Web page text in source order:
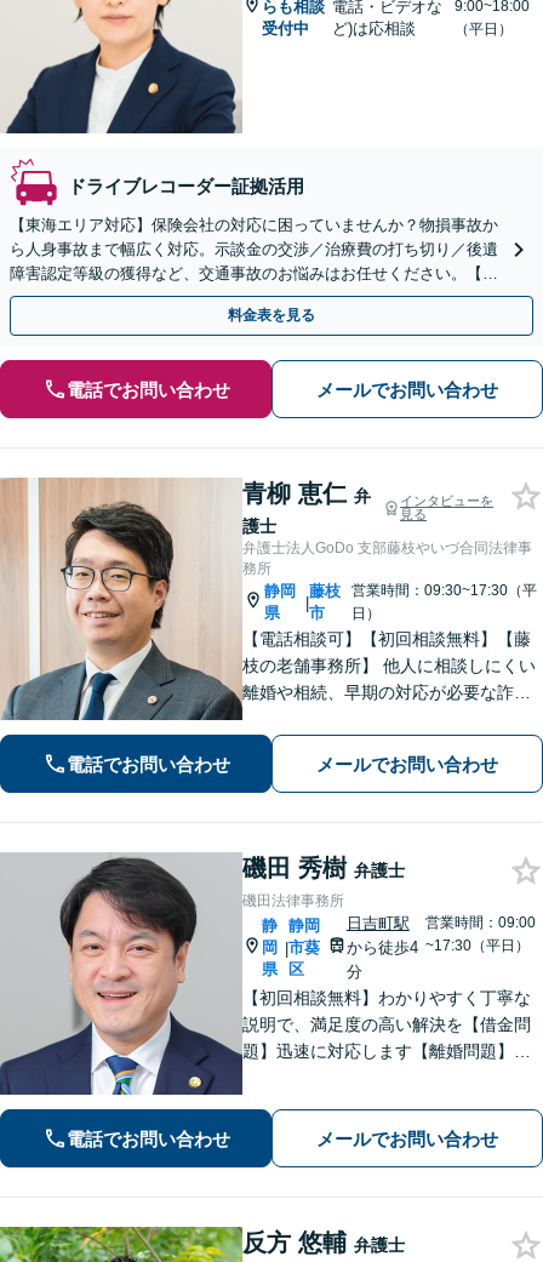
らも相談
受付中
電話・ビデオな
ど)は応相談
9:00~18:00
（平日）
ドライブレコーダー証拠活用
【東海エリア対応】保険会社の対応に困っていませんか？物損事故か
ら人身事故まで幅広く対応。示談金の交渉／治療費の打ち切り／後遺
障害認定等級の獲得など、交通事故のお悩みはお任せください。【初
回相談無料】【夜間・休日の相談可能】【駐車場あり】
料金表を見る
電話でお問い合わせ メールでお問い合わせ
青柳 恵仁 弁
護士
インタビューを
見る
弁護士法人GoDo 支部藤枝やいづ合同法律事
務所
静岡
県
|
藤枝
市
営業時間：09:30~17:30（平
日）
【電話相談可】【初回相談無料】【藤
枝の老舗事務所】 他人に相談しにくい
離婚や相続、早期の対応が必要な詐欺
す！「こんなことで相談していいの
か」と悩まずに、まずはご相談くださ
い【弁護士3人在籍】
電話でお問い合わせ メールでお問い合わせ
磯田 秀樹 弁護士
磯田法律事務所
静
岡
県
|
静岡
市葵
区
日吉町駅
から徒歩4
分
営業時間：09:00
~17:30（平日）
【初回相談無料】わかりやすく丁寧な
説明で、満足度の高い解決を【借金問
題】迅速に対応します【離婚問題】ご
題】交渉・調停・審判など全フェーズ
対応【完全個室で対応】
電話でお問い合わせ メールでお問い合わせ
反方 悠輔 弁護士